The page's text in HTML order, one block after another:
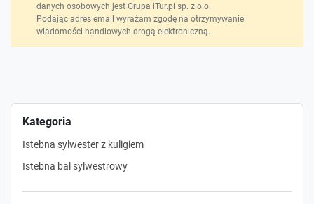
Kategoria
Istebna sylwester z kuligiem
Istebna bal sylwestrowy
danych osobowych jest Grupa iTur.pl sp. z o.o.
Podając adres email wyrażam zgodę na otrzymywanie
wiadomości handlowych drogą elektroniczną.